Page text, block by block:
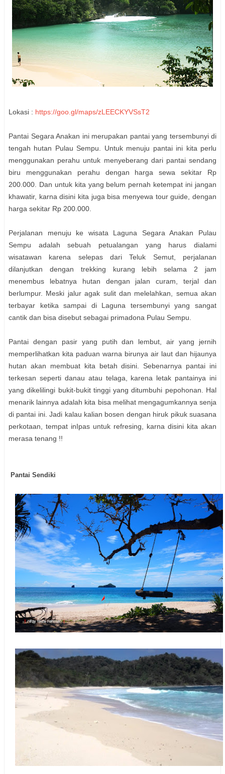
Lokasi : https://goo.gl/maps/zLEECKYVSsT2
Pantai Segara Anakan ini merupakan pantai yang tersembunyi di
tengah hutan Pulau Sempu. Untuk menuju pantai ini kita perlu
menggunakan perahu untuk menyeberang dari pantai sendang
biru menggunakan perahu dengan harga sewa sekitar Rp
200.000. Dan untuk kita yang belum pernah ketempat ini jangan
khawatir, karna disini kita juga bisa menyewa tour guide, dengan
harga sekitar Rp 200.000.
Perjalanan menuju ke wisata Laguna Segara Anakan Pulau
Sempu adalah sebuah petualangan yang harus dialami
wisatawan karena selepas dari Teluk Semut, perjalanan
dilanjutkan dengan trekking kurang lebih selama 2 jam
menembus lebatnya hutan dengan jalan curam, terjal dan
berlumpur. Meski jalur agak sulit dan melelahkan, semua akan
terbayar ketika sampai di Laguna tersembunyi yang sangat
cantik dan bisa disebut sebagai primadona Pulau Sempu.
Pantai dengan pasir yang putih dan lembut, air yang jernih
memperlihatkan kita paduan warna birunya air laut dan hijaunya
hutan akan membuat kita betah disini. Sebenarnya pantai ini
terkesan seperti danau atau telaga, karena letak pantainya ini
yang dikelilingi bukit-bukit tinggi yang ditumbuhi pepohonan. Hal
menarik lainnya adalah kita bisa melihat mengagumkannya senja
di pantai ini. Jadi kalau kalian bosen dengan hiruk pikuk suasana
perkotaan, tempat inIpas untuk refresing, karna disini kita akan
merasa tenang !!
Pantai Sendiki